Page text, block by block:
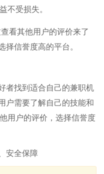
不受损失。
看其他用户的评价来了
信誉度高的平台。
者找到适合自己的兼职机
户需要了解自己的技能和
用户的评价，选择信誉度
安全保障